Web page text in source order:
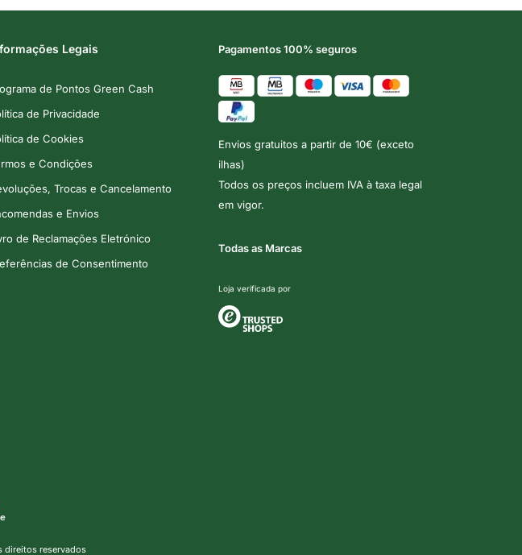
Legais
de Pontos Green Cash
de Privacidade
de Cookies
e Condições
Trocas e Cancelamento
e Envios
de Reclamações Eletrónico
de Consentimento
Pagamentos 100% seguros
Envios gratuitos a partir de 10€ (exceto
ilhas)
Todos os preços incluem IVA à taxa legal
em vigor.
Todas as Marcas
Loja verificada por
direitos reservados